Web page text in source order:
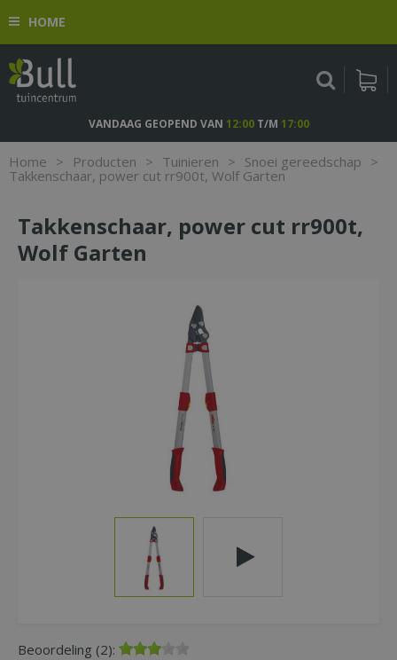
n
o
HOME
Home > Producten > Tuinieren > Snoei gereedschap >
Takkenschaar, power cut rr900t, Wolf Garten
VANDAAG GEOPEND VAN 12:00T/M 17:00
Takkenschaar, power cut rr900t,
Wolf Garten
Beoordeling (2):